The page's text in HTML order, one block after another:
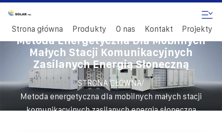
Strona główna Produkty O nas Kontakt Projekty
Metoda Energetyczna Dla Mobilnych
Małych Stacji Komunikacyjnych
Zasilanych Energią Słoneczną
STRONA GŁÓWNA/
Metoda energetyczna dla mobilnych małych stacji
komunikacyjnych zasilanych energią słoneczną